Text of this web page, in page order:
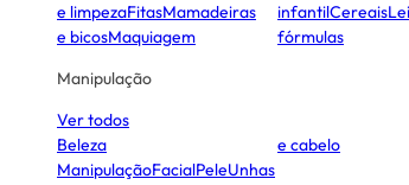
e limpezaFitasMamadeiras
e bicosMaquiagem
infantilCereais
fórmulas
Manipulação
Ver todos
Beleza
ManipulaçãoFacialPeleUnhas
e cabelo